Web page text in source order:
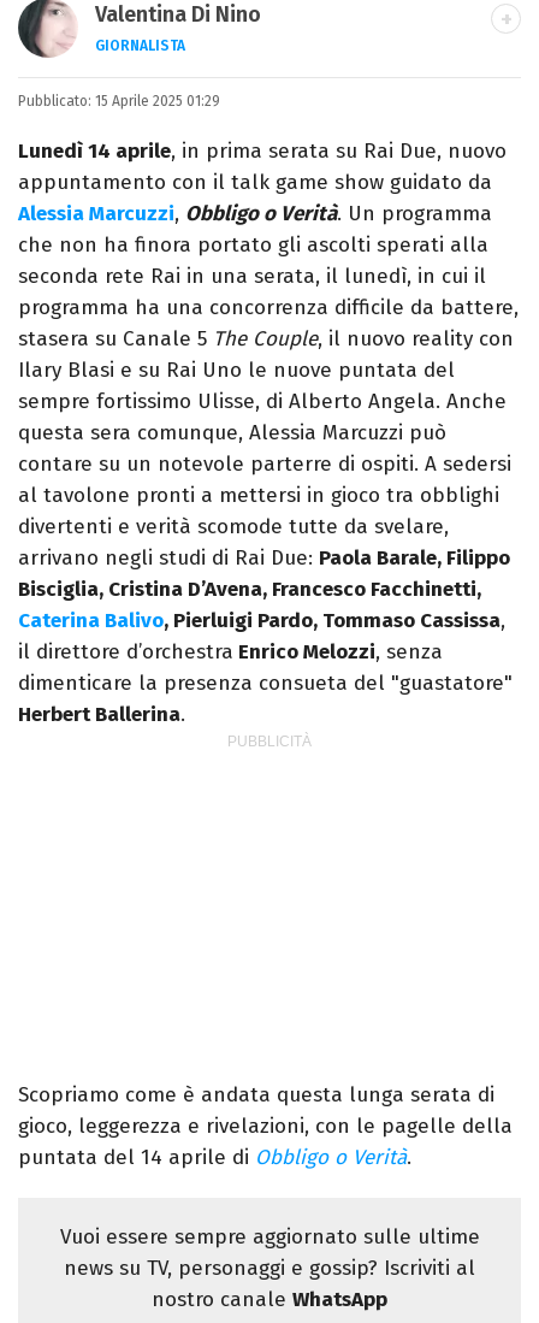
Valentina Di Nino
GIORNALISTA
LINKEDIN
INSTAGRAM FACEBOOK SITO
Romana, laurea in Scienze Politiche,
giornalista per caso. Ho scritto per
quotidiani, settimanali, siti e agenzie,
prevalentemente di cronaca e spettacoli.
Pubblicato: 15 Aprile 2025 01:29
Lunedì 14 aprile, in prima serata su Rai Due, nuovo
appuntamento con il talk game show guidato da
Alessia Marcuzzi, Obbligo o Verità. Un programma
che non ha finora portato gli ascolti sperati alla
seconda rete Rai in una serata, il lunedì, in cui il
programma ha una concorrenza difficile da battere,
stasera su Canale 5 The Couple, il nuovo reality con
Ilary Blasi e su Rai Uno le nuove puntata del
sempre fortissimo Ulisse, di Alberto Angela. Anche
questa sera comunque, Alessia Marcuzzi può
contare su un notevole parterre di ospiti. A sedersi
al tavolone pronti a mettersi in gioco tra obblighi
divertenti e verità scomode tutte da svelare,
arrivano negli studi di Rai Due: Paola Barale, Filippo
Bisciglia, Cristina D’Avena, Francesco Facchinetti,
Caterina Balivo, Pierluigi Pardo, Tommaso Cassissa,
il direttore d’orchestra Enrico Melozzi, senza
dimenticare la presenza consueta del "guastatore"
Herbert Ballerina.
Scopriamo come è andata questa lunga serata di
gioco, leggerezza e rivelazioni, con le pagelle della
puntata del 14 aprile di Obbligo o Verità.
Vuoi essere sempre aggiornato sulle ultime
news su TV, personaggi e gossip? Iscriviti al
nostro canale WhatsApp